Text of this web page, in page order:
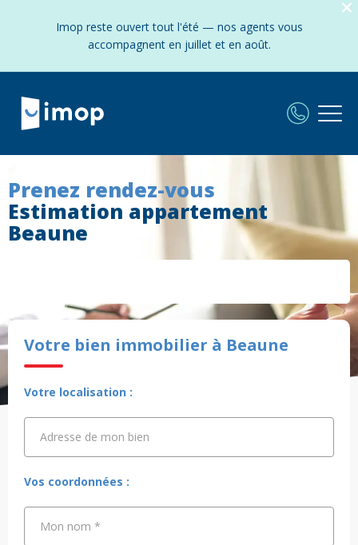
Imop reste ouvert tout l'été — nos agents vous
accompagnent en juillet et en août.
Prenez rendez-vous
Estimation appartement
Beaune
Votre bien immobilier à Beaune
Votre localisation :
Adresse de mon bien
Adresse de mon bien
Vos coordonnées :
Mon nom *